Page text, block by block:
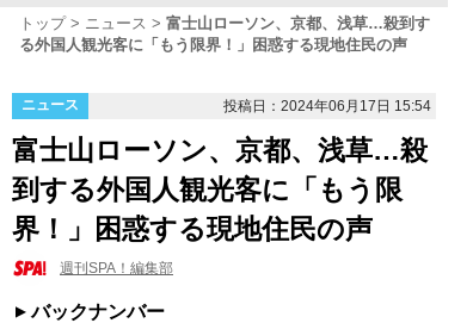
トップ ニュース
富士山ローソン、京都、浅草…殺到す
る外国人観光客に「もう限界！」困惑する現地住民の声
ニュース 投稿日：2024年06月17日 15:54
富士山ローソン、京都、浅草…殺
到する外国人観光客に「もう限
界！」困惑する現地住民の声
週刊SPA！編集部
バックナンバー